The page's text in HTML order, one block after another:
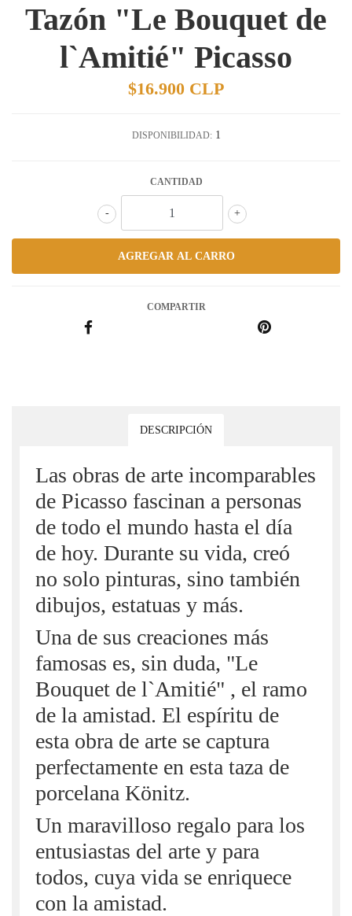
Tazón "Le Bouquet de
l`Amitié" Picasso
$16.900 CLP
DISPONIBILIDAD: 1
CANTIDAD
+
-
COMPARTIR
DESCRIPCIÓN
Las obras de arte incomparables
de Picasso fascinan a personas
de todo el mundo hasta el día
de hoy. Durante su vida, creó
no solo pinturas, sino también
dibujos, estatuas y más.
Una de sus creaciones más
famosas es, sin duda, "Le
Bouquet de l`Amitié" , el ramo
de la amistad. El espíritu de
esta obra de arte se captura
perfectamente en esta taza de
porcelana Könitz.
Un maravilloso regalo para los
entusiastas del arte y para
todos, cuya vida se enriquece
con la amistad.